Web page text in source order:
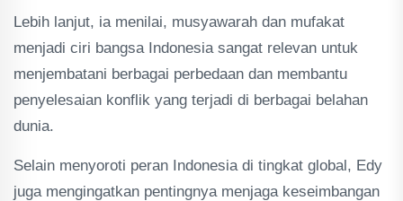
Lebih lanjut, ia menilai, musyawarah dan mufakat
menjadi ciri bangsa Indonesia sangat relevan untuk
menjembatani berbagai perbedaan dan membantu
penyelesaian konflik yang terjadi di berbagai belahan
dunia.
Selain menyoroti peran Indonesia di tingkat global, Edy
juga mengingatkan pentingnya menjaga keseimbangan